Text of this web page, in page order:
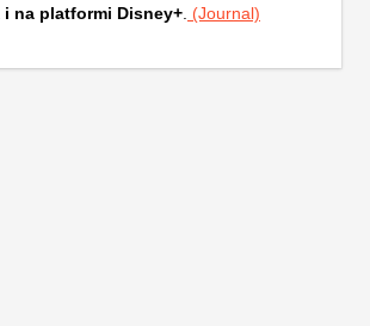
i na platformi Disney+ (Journal)